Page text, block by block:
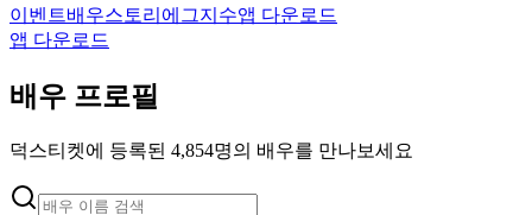
이벤트배우스토리 에그지수앱 다운로드
앱 다운로드
배우 프로필
덕스티켓에 등록된 4,854명의 배우를 만나보세요